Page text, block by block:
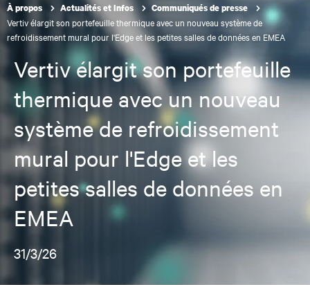
À propos Actualités et Infos Communiqués de presse
Vertiv élargit son portefeuille thermique avec un nouveau système de
refroidissement mural pour l'Edge et les petites salles de données en EMEA
Vertiv élargit son portefeuille
thermique avec un nouveau
système de refroidissement
mural pour l'Edge et les
petites salles de données en
EMEA
31/3/26